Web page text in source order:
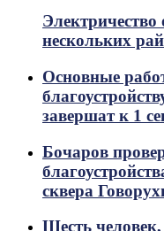
нескольких
Основные
завершат к 1
Бочаров
сквера
Шесть